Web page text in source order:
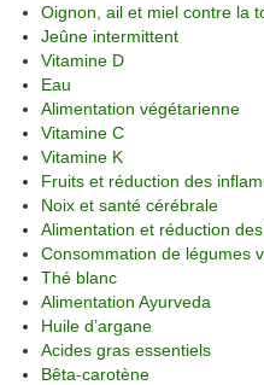
Oignon, ail et miel contre la
Jeûne intermittent
Vitamine D
Eau
Alimentation végétarienne
Vitamine C
Vitamine K
Fruits et réduction des
Noix et santé cérébrale
Alimentation et réduction
Consommation de légumes
Thé blanc
Alimentation Ayurveda
Huile d’argane
Acides gras essentiels
Bêta-carotène